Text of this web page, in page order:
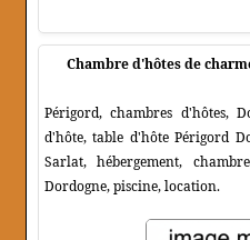
Chambre d'hôtes de
Périgord, chambres d'hôtes,
d'hôte, table d'hôte Périgord
Sarlat, hébergement,
Dordogne, piscine, location.